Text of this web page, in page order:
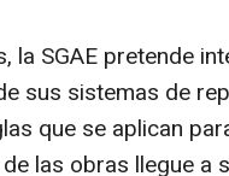
la SGAE pretende
sus sistemas de
que se aplican
las obras llegue a